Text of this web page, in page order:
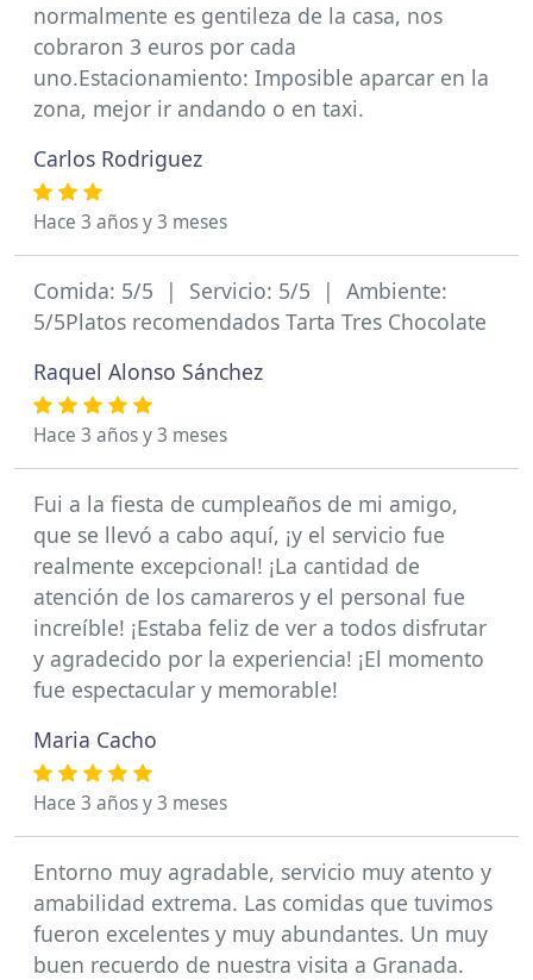
normalmente es gentileza de la casa, nos
cobraron 3 euros por cada
uno.Estacionamiento: Imposible aparcar en la
zona, mejor ir andando o en taxi.
Carlos Rodriguez
Hace 3 años y 3 meses
Comida: 5/5 | Servicio: 5/5 | Ambiente:
5/5Platos recomendados Tarta Tres Chocolate
Raquel Alonso Sánchez
Hace 3 años y 3 meses
Fui a la fiesta de cumpleaños de mi amigo,
que se llevó a cabo aquí, ¡y el servicio fue
realmente excepcional! ¡La cantidad de
atención de los camareros y el personal fue
increíble! ¡Estaba feliz de ver a todos disfrutar
y agradecido por la experiencia! ¡El momento
fue espectacular y memorable!
Maria Cacho
Hace 3 años y 3 meses
Entorno muy agradable, servicio muy atento y
amabilidad extrema. Las comidas que tuvimos
fueron excelentes y muy abundantes. Un muy
buen recuerdo de nuestra visita a Granada.